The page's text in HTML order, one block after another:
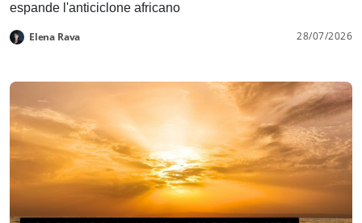
espande l'anticiclone africano
Elena Rava 28/07/2026